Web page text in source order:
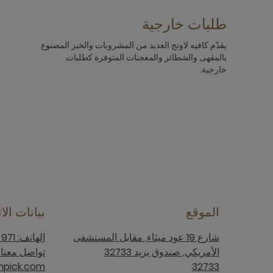
طلبات خارجية
يقدّم كافيه لاونج العديد من المشروبات والخبز المصنوع
بالمقهى والشطائر والمعجنات المتوفرة كطلبات
خارجية.
الموقع
شارع 19 عود ميثاء, مقابل المستشفى
الأمريكي, صندوق بريد 32733
32733
بيانات
الهاتف: 971 4 336 6000+